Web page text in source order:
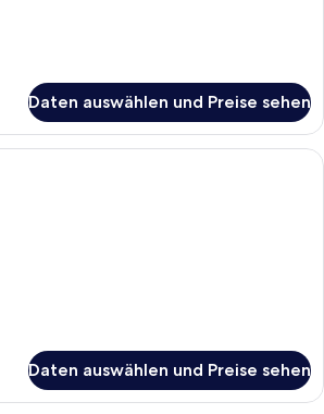
Daten auswählen und Preise sehen
Ein Einzelbett mit Kopfteil,
Daten auswählen und Preise sehen